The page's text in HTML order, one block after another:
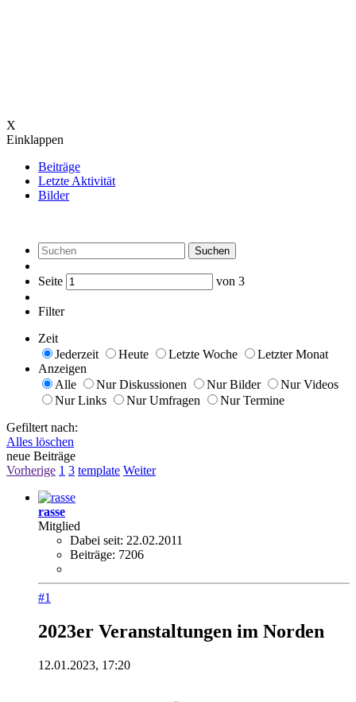
X
Einklappen
Beiträge
Letzte Aktivität
Bilder
Suchen
Seite von 3
Filter
Zeit
Jederzeit
Heute Letzte Woche
Letzter Monat
Anzeigen
Alle
Nur Diskussionen Nur Bilder
Nur Videos
Nur Links
Nur Umfragen
Nur Termine
Gefiltert nach:
Alles löschen
neue Beiträge
Vorherige 1 3 template Weiter
rasse
Mitglied
Dabei seit: 22.02.2011
Beiträge: 7206
#1
2023er Veranstaltungen im Norden
12.01.2023, 17:20